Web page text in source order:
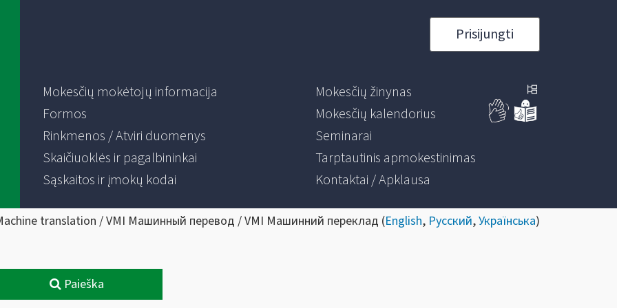
Prisijungti
Mokesčių mokėtojų informacija
Formos
Rinkmenos / Atviri duomenys
Skaičiuoklės ir pagalbininkai
Sąskaitos ir įmokų kodai
Mokesčių žinynas
Mokesčių kalendorius
Seminarai
Tarptautinis apmokestinimas
Kontaktai / Apklausa
translation / VMI Машинный перевод / VMI Машинний переклад (English, Русский,Українська)
Paieška